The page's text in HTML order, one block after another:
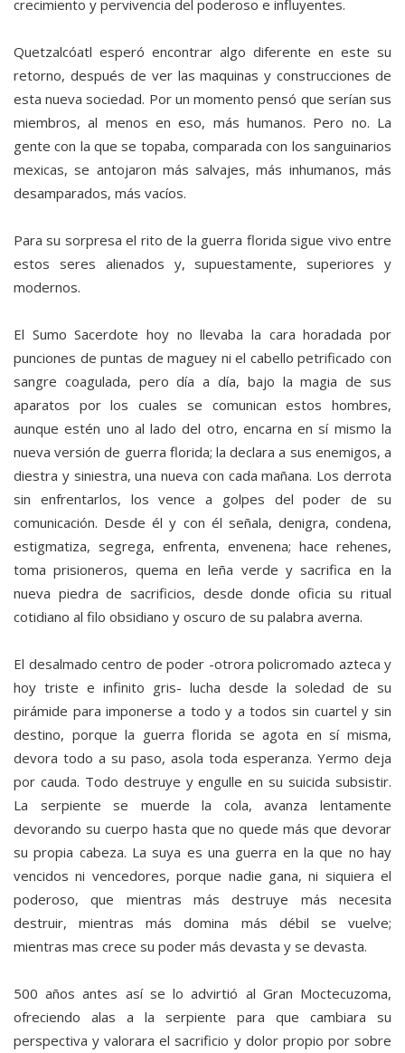
crecimiento y pervivencia del poderoso e influyentes.
Quetzalcóatl esperó encontrar algo diferente en este su
retorno, después de ver las maquinas y construcciones de
esta nueva sociedad. Por un momento pensó que serían sus
miembros, al menos en eso, más humanos. Pero no. La
gente con la que se topaba, comparada con los sanguinarios
mexicas, se antojaron más salvajes, más inhumanos, más
desamparados, más vacíos.
Para su sorpresa el rito de la guerra florida sigue vivo entre
estos seres alienados y, supuestamente, superiores y
modernos.
El Sumo Sacerdote hoy no llevaba la cara horadada por
punciones de puntas de maguey ni el cabello petrificado con
sangre coagulada, pero día a día, bajo la magia de sus
aparatos por los cuales se comunican estos hombres,
aunque estén uno al lado del otro, encarna en sí mismo la
nueva versión de guerra florida; la declara a sus enemigos, a
diestra y siniestra, una nueva con cada mañana. Los derrota
sin enfrentarlos, los vence a golpes del poder de su
comunicación. Desde él y con él señala, denigra, condena,
estigmatiza, segrega, enfrenta, envenena; hace rehenes,
toma prisioneros, quema en leña verde y sacrifica en la
nueva piedra de sacrificios, desde donde oficia su ritual
cotidiano al filo obsidiano y oscuro de su palabra averna.
El desalmado centro de poder -otrora policromado azteca y
hoy triste e infinito gris- lucha desde la soledad de su
pirámide para imponerse a todo y a todos sin cuartel y sin
destino, porque la guerra florida se agota en sí misma,
devora todo a su paso, asola toda esperanza. Yermo deja
por cauda. Todo destruye y engulle en su suicida subsistir.
La serpiente se muerde la cola, avanza lentamente
devorando su cuerpo hasta que no quede más que devorar
su propia cabeza. La suya es una guerra en la que no hay
vencidos ni vencedores, porque nadie gana, ni siquiera el
poderoso, que mientras más destruye más necesita
destruir, mientras más domina más débil se vuelve;
mientras mas crece su poder más devasta y se devasta.
500 años antes así se lo advirtió al Gran Moctecuzoma,
ofreciendo alas a la serpiente para que cambiara su
perspectiva y valorara el sacrificio y dolor propio por sobre